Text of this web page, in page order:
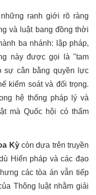
ranh giới rõ ràng
và luật bang đồng thời
ba nhánh: lập pháp,
này được gọi là "tam
sự cân bằng quyền lực
kiểm soát và đối trọng.
hệ thống pháp lý và
mà Quốc hội có thẩm
Kỳ còn dựa trên truyền
Hiến pháp và các đạo
các tòa án vẫn tiếp
Thông luật nhằm giải